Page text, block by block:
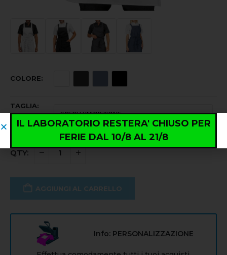
COLORE
TAGLIA
AGGIUNGI AL CARRELLO
Info: PERSONALIZZAZIONE
IL LABORATORIO RESTERA' CHIUSO PER
FERIE DAL 10/8 AL 21/8